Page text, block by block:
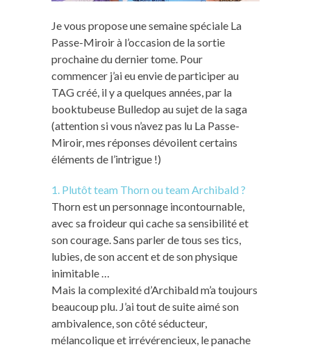
Je vous propose une semaine spéciale La
Passe-Miroir à l’occasion de la sortie
prochaine du dernier tome. Pour
commencer j’ai eu envie de participer au
TAG créé, il y a quelques années, par la
booktubeuse Bulledop au sujet de la saga
(attention si vous n’avez pas lu La Passe-
Miroir, mes réponses dévoilent certains
éléments de l’intrigue !)
1. Plutôt team Thorn ou team Archibald ?
Thorn est un personnage incontournable,
avec sa froideur qui cache sa sensibilité et
son courage. Sans parler de tous ses tics,
lubies, de son accent et de son physique
inimitable …
Mais la complexité d’Archibald m’a toujours
beaucoup plu. J’ai tout de suite aimé son
ambivalence, son côté séducteur,
mélancolique et irrévérencieux, le panache